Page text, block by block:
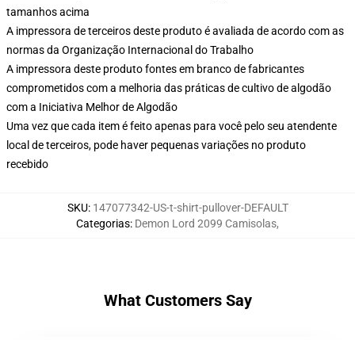
tamanhos acima
A impressora de terceiros deste produto é avaliada de acordo com as
normas da Organização Internacional do Trabalho
A impressora deste produto fontes em branco de fabricantes
comprometidos com a melhoria das práticas de cultivo de algodão
com a Iniciativa Melhor de Algodão
Uma vez que cada item é feito apenas para você pelo seu atendente
local de terceiros, pode haver pequenas variações no produto
recebido
SKU: 147077342-US-t-shirt-pullover-DEFAULT
Categorias: Demon Lord 2099 Camisolas,
What Customers Say